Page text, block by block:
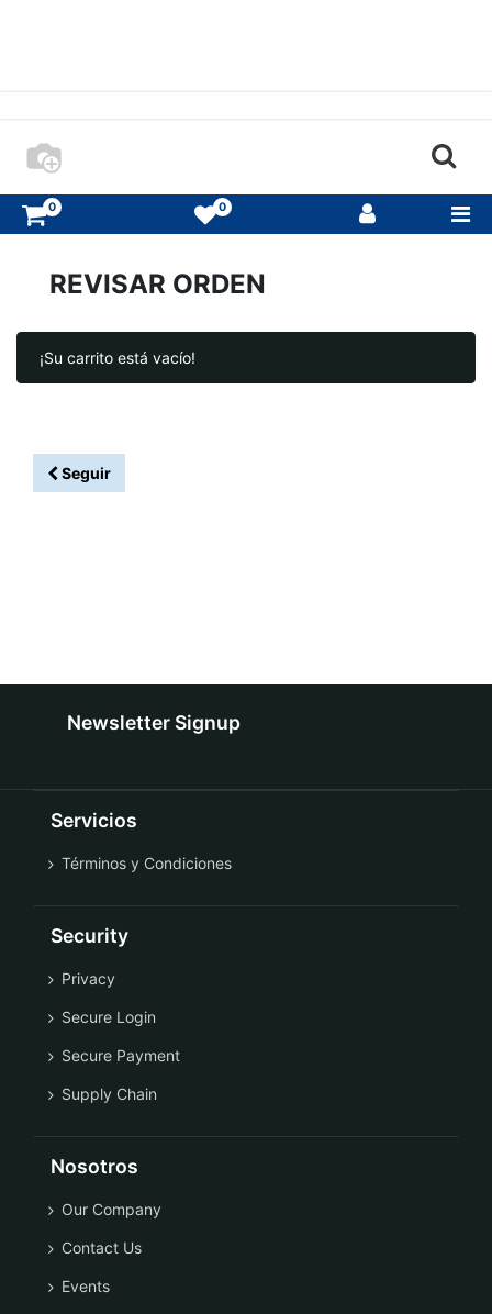
0 0
REVISAR ORDEN
¡Su carrito está vacío!
Seguir
Newsletter Signup
Servicios
Términos y Condiciones
Security
Privacy
Secure Login
Secure Payment
Supply Chain
Nosotros
Our Company
Contact Us
Events